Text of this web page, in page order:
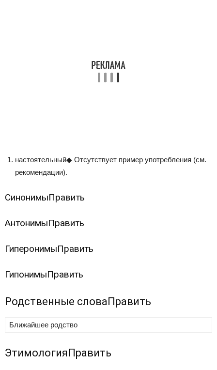
настоятельный◆ Отсутствует пример употребления (см.
рекомендации).
СинонимыПравить
АнтонимыПравить
ГиперонимыПравить
ГипонимыПравить
Родственные словаПравить
Ближайшее родство
ЭтимологияПравить